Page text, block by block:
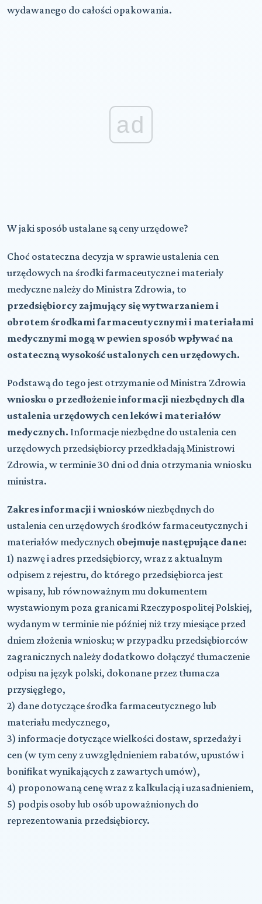
wydawanego do całości opakowania.
ad
W jaki sposób ustalane są ceny urzędowe?
Choć ostateczna decyzja w sprawie ustalenia cen
urzędowych na środki farmaceutyczne i materiały
medyczne należy do Ministra Zdrowia, to
przedsiębiorcy zajmujący się wytwarzaniem i
obrotem środkami farmaceutycznymi i materiałami
medycznymi mogą w pewien sposób wpływać na
ostateczną wysokość ustalonych cen urzędowych.
Podstawą do tego jest otrzymanie od Ministra Zdrowia
wniosku o przedłożenie informacji niezbędnych dla
ustalenia urzędowych cen leków i materiałów
medycznych. Informacje niezbędne do ustalenia cen
urzędowych przedsiębiorcy przedkładają Ministrowi
Zdrowia, w terminie 30 dni od dnia otrzymania wniosku
ministra.
Zakres informacji i wnioskówniezbędnych do
ustalenia cen urzędowych środków farmaceutycznych i
materiałów medycznych obejmuje następujące dane:
1) nazwę i adres przedsiębiorcy, wraz z aktualnym
odpisem z rejestru, do którego przedsiębiorca jest
wpisany, lub równoważnym mu dokumentem
wystawionym poza granicami Rzeczypospolitej Polskiej,
wydanym w terminie nie później niż trzy miesiące przed
dniem złożenia wniosku; w przypadku przedsiębiorców
zagranicznych należy dodatkowo dołączyć tłumaczenie
odpisu na język polski, dokonane przez tłumacza
przysięgłego,
2) dane dotyczące środka farmaceutycznego lub
materiału medycznego,
3) informacje dotyczące wielkości dostaw, sprzedaży i
cen (w tym ceny z uwzględnieniem rabatów, upustów i
bonifikat wynikających z zawartych umów),
4) proponowaną cenę wraz z kalkulacją i uzasadnieniem,
5) podpis osoby lub osób upoważnionych do
reprezentowania przedsiębiorcy.